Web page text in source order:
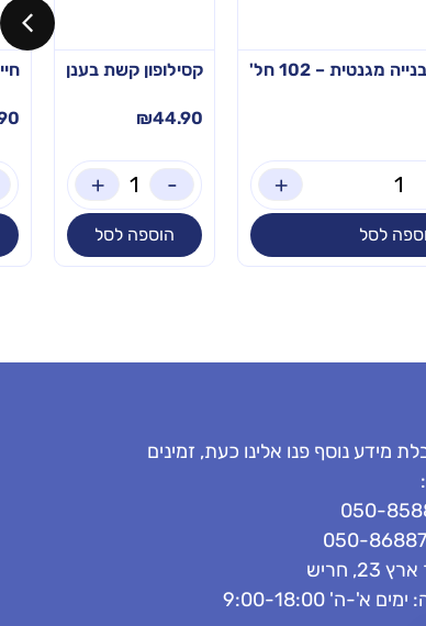
מגנטית – 102 חל'
+
לסל
קסילופון קשת בענן
₪44.90
-
+
הוספה לסל
מידע נוסף פנו אלינו כעת, זמינים
חריש
א'-ה' 9:00-18:00